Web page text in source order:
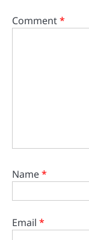
Comment*
Name*
Email *